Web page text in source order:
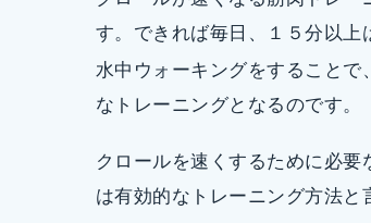
す。できれば毎日、１５分以上
水中ウォーキングをすること
なトレーニングとなるのです。
クロールを速くするために必
は有効的なトレーニング方法と